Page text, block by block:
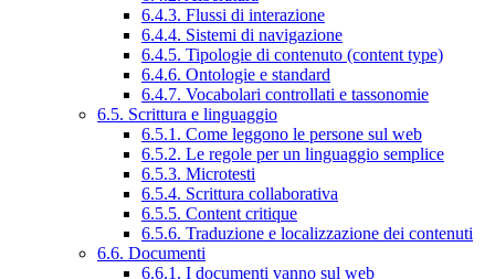
6.4.3. Flussi di interazione
6.4.4. Sistemi di navigazione
6.4.5. Tipologie di contenuto (content type)
6.4.6. Ontologie e standard
6.4.7. Vocabolari controllati e tassonomie
6.5. Scrittura e linguaggio
6.5.1. Come leggono le persone sul web
6.5.2. Le regole per un linguaggio semplice
6.5.3. Microtesti
6.5.4. Scrittura collaborativa
6.5.5. Content critique
6.5.6. Traduzione e localizzazione dei contenuti
6.6. Documenti
6.6.1. I documenti vanno sul web